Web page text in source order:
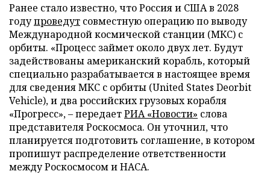
Ранее стало известно, что Россия и США в 2028
годупроведут совместную операцию по выводу
Международной космической станции (МКС) с
орбиты. «Процесс займет около двух лет. Будут
задействованы американский корабль, который
специально разрабатывается в настоящее время
для сведения МКС с орбиты (United States Deorbit
Vehicle), и два российских грузовых корабля
«Прогресс», – передаетРИА «Новости» слова
представителя Роскосмоса. Он уточнил, что
планируется подготовить соглашение, в котором
пропишут распределение ответственности
между Роскосмосом и НАСА.